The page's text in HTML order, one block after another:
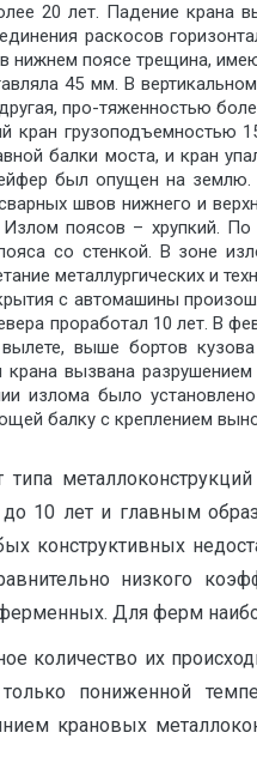
20 лет. Падение крана
раскосов
нижнем поясе трещина,
45 мм. В
про-тяженностью
кран грузоподъемностью
балки моста, и кран
был опущен на
швов нижнего и
поясов – хрупкий. По
со стенкой. В зоне
металлургических и
с автомашины
проработал 10 лет. В
выше бортов
вызвана
излома было
балку с креплением
до 10 лет и главным
конструктивных
низкого
Для ферм
количество их
пониженной
крановых